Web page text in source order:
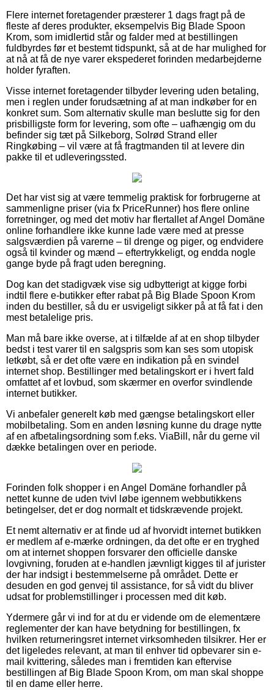
Flere internet foretagender præsterer 1 dags fragt på de
fleste af deres produkter, eksempelvis Big Blade Spoon
Krom, som imidlertid står og falder med at bestillingen
fuldbyrdes før et bestemt tidspunkt, så at de har mulighed for
at nå at få de nye varer ekspederet forinden medarbejderne
holder fyraften.
Visse internet foretagender tilbyder levering uden betaling,
men i reglen under forudsætning af at man indkøber for en
konkret sum. Som alternativ skulle man beslutte sig for den
prisbilligste form for levering, som ofte – uafhængig om du
befinder sig tæt på Silkeborg, Solrød Strand eller
Ringkøbing – vil være at få fragtmanden til at levere din
pakke til et udleveringssted.
Det har vist sig at være temmelig praktisk for forbrugerne at
sammenligne priser (via fx PriceRunner) hos flere online
forretninger, og med det motiv har flertallet af Angel Domäne
online forhandlere ikke kunne lade være med at presse
salgsværdien på varerne – til drenge og piger, og endvidere
også til kvinder og mænd – eftertrykkeligt, og endda nogle
gange byde på fragt uden beregning.
Dog kan det stadigvæk vise sig udbytterigt at kigge forbi
indtil flere e-butikker efter rabat på Big Blade Spoon Krom
inden du bestiller, så du er usvigeligt sikker på at få fat i den
mest betalelige pris.
Man må bare ikke overse, at i tilfælde af at en shop tilbyder
bedst i test varer til en salgspris som kan ses som utopisk
letkøbt, så er det ofte være en indikation på en svindel
internet shop. Bestillinger med betalingskort er i hvert fald
omfattet af et lovbud, som skærmer en overfor svindlende
internet butikker.
Vi anbefaler generelt køb med gængse betalingskort eller
mobilbetaling. Som en anden løsning kunne du drage nytte
af en afbetalingsordning som f.eks. ViaBill, når du gerne vil
dække betalingen over en periode.
Forinden folk shopper i en Angel Domäne forhandler på
nettet kunne de uden tvivl løbe igennem webbutikkens
betingelser, det er dog normalt et tidskrævende projekt.
Et nemt alternativ er at finde ud af hvorvidt internet butikken
er medlem af e-mærke ordningen, da det ofte er en tryghed
om at internet shoppen forsvarer den officielle danske
lovgivning, foruden at e-handlen jævnligt kigges til af jurister
der har indsigt i bestemmelserne på området. Dette er
desuden en god genvej til assistance, for så vidt du bliver
udsat for problemstillinger i processen med dit køb.
Ydermere går vi ind for at du er vidende om de elementære
reglementer der kan have betydning for bestillingen, fx
hvilken returneringsret internet virksomheden tilsikrer. Her er
det ligeledes relevant, at man til enhver tid opbevarer sin e-
mail kvittering, således man i fremtiden kan eftervise
bestillingen af Big Blade Spoon Krom, om man skal shoppe
til en dame eller herre.